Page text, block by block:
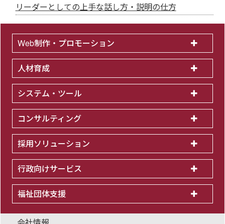
リーダーとしての上手な話し方・説明の仕方
Web制作・プロモーション
人材育成
システム・ツール
コンサルティング
採用ソリューション
行政向けサービス
福祉団体支援